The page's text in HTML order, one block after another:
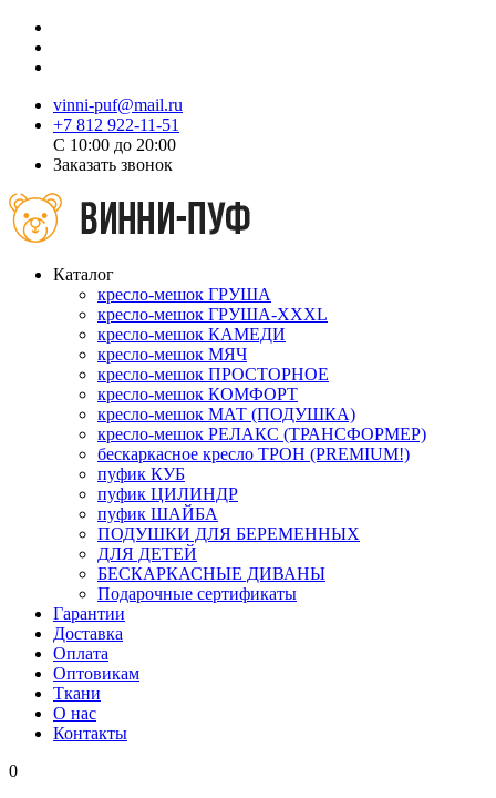
vinni-puf@mail.ru
+7 812 922-11-51
C 10:00 до 20:00
Заказать звонок
Каталог
кресло-мешок ГРУША
кресло-мешок ГРУША-XXXL
кресло-мешок КАМЕДИ
кресло-мешок МЯЧ
кресло-мешок ПРОСТОРНОЕ
кресло-мешок КОМФОРТ
кресло-мешок МАТ (ПОДУШКА)
кресло-мешок РЕЛАКС (ТРАНСФОРМЕР)
бескаркасное кресло ТРОН (PREMIUM!)
пуфик КУБ
пуфик ЦИЛИНДР
пуфик ШАЙБА
ПОДУШКИ ДЛЯ БЕРЕМЕННЫХ
ДЛЯ ДЕТЕЙ
БЕСКАРКАСНЫЕ ДИВАНЫ
Подарочные сертификаты
Гарантии
Доставка
Оплата
Оптовикам
Ткани
О нас
Контакты
0